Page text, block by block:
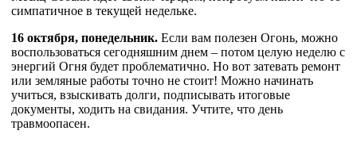
симпатичное в текущей недельке.
16 октября, понедельник. Если вам полезен Огонь, можно
воспользоваться сегодняшним днем – потом целую неделю с
энергий Огня будет проблематично. Но вот затевать ремонт
или земляные работы точно не стоит! Можно начинать
учиться, взыскивать долги, подписывать итоговые
документы, ходить на свидания. Учтите, что день
травмоопасен.